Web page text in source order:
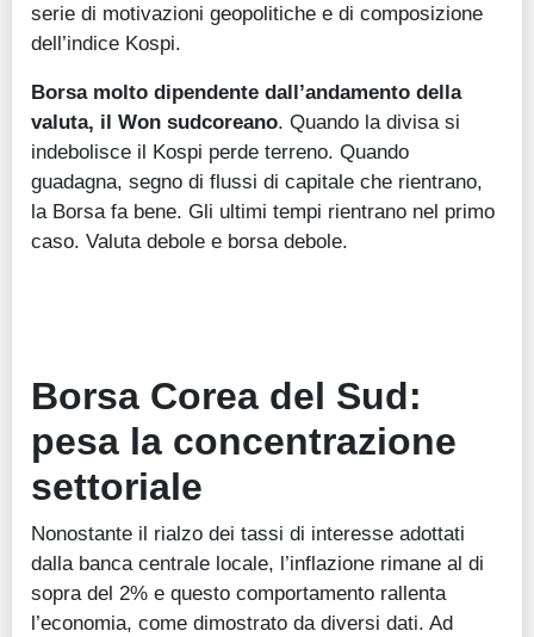
serie di motivazioni geopolitiche e di composizione
dell’indice Kospi.
Borsa molto dipendente dall’andamento della
valuta, il Won sudcoreano. Quando la divisa si
indebolisce il Kospi perde terreno. Quando
guadagna, segno di flussi di capitale che rientrano,
la Borsa fa bene. Gli ultimi tempi rientrano nel primo
caso. Valuta debole e borsa debole.
Borsa Corea del Sud:
pesa la concentrazione
settoriale
Nonostante il rialzo dei tassi di interesse adottati
dalla banca centrale locale, l’inflazione rimane al di
sopra del 2% e questo comportamento rallenta
l’economia, come dimostrato da diversi dati. Ad